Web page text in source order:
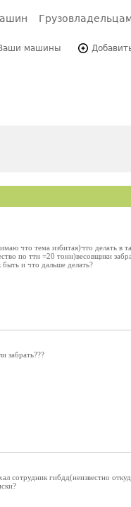
машины
что тема избитая)что делать в
по ттн =20 тонн)весовщики
и что дальше делать?
забрать???
сотрудник гибдд(неизвестно